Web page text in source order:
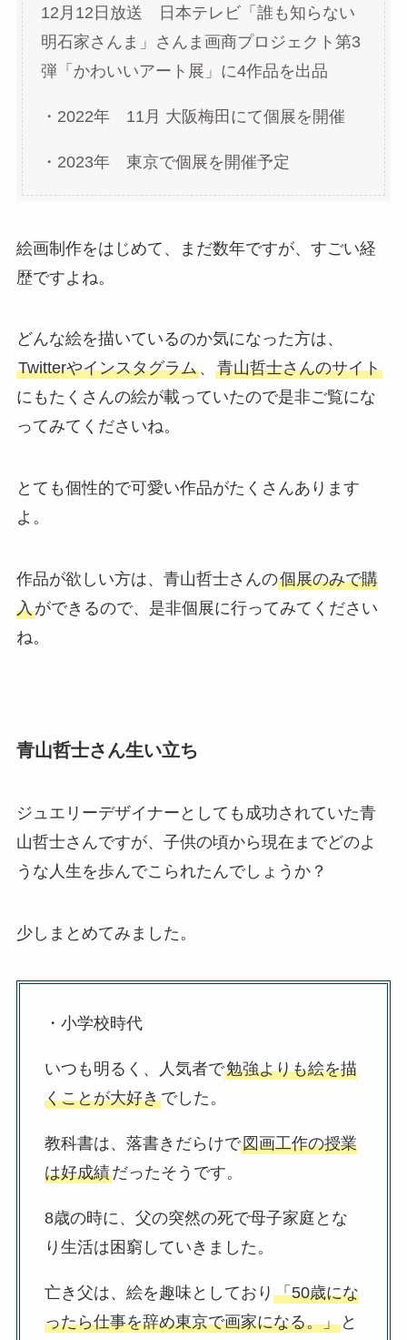
12月12日放送 日本テレビ「誰も知らない
明石家さんま」さんま画商プロジェクト第3
弾「かわいいアート展」に4作品を出品
・2022年 11月 大阪梅田にて個展を開催
・2023年 東京で個展を開催予定
絵画制作をはじめて、まだ数年ですが、すごい経
歴ですよね。
どんな絵を描いているのか気になった方は、
Twitterやインスタグラム、 青山哲士さんのサイト
にもたくさんの絵が載っていたので是非ご覧にな
ってみてくださいね。
とても個性的で可愛い作品がたくさんあります
よ。
作品が欲しい方は、青山哲士さんの個展のみで購
入ができるので、是非個展に行ってみてください
ね。
青山哲士さん生い立ち
ジュエリーデザイナーとしても成功されていた青
山哲士さんですが、子供の頃から現在までどのよ
うな人生を歩んでこられたんでしょうか？
少しまとめてみました。
・小学校時代
いつも明るく、人気者で勉強よりも絵を描
くことが大好きでした。
教科書は、落書きだらけで図画工作の授業
は好成績だったそうです。
8歳の時に、父の突然の死で母子家庭とな
り生活は困窮していきました。
亡き父は、絵を趣味としており 「50歳にな
ったら仕事を辞め東京で画家になる。」と